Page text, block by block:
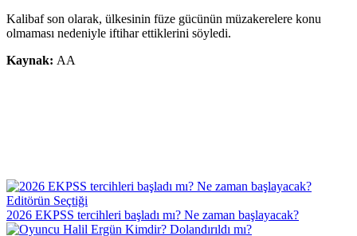
Kalibaf son olarak, ülkesinin füze gücünün müzakerelere konu
olmaması nedeniyle iftihar ettiklerini söyledi.
Kaynak: AA
Editörün Seçtiği
2026 EKPSS tercihleri başladı mı? Ne zaman başlayacak?